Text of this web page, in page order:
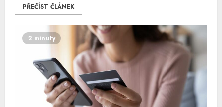
PŘEČÍST ČLÁNEK
2 minuty